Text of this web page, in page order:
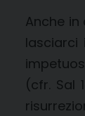
Anche
lasciarci
(cfr. Sal